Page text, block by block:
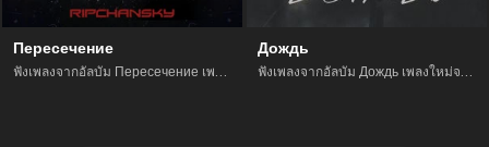
Пересечение
ฟังเพลงจากอัลบัม Пересечение เพลงใหม่จาก อัพเดทเพลงใหม่ล่าสุดก่อนใคร ตลอดปี 2021
Дождь
ฟังเพลงจากอัลบัม Дождь เพลงใหม่จาก อัพเดทเพลงใหม่ล่าสุดก่อนใคร ตลอดปี 2021